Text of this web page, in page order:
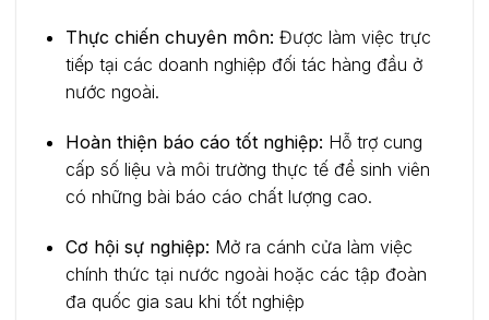
Thực chiến chuyên môn: Được làm việc trực
tiếp tại các doanh nghiệp đối tác hàng đầu ở
nước ngoài.
Hoàn thiện báo cáo tốt nghiệp: Hỗ trợ cung
cấp số liệu và môi trường thực tế để sinh viên
có những bài báo cáo chất lượng cao.
Cơ hội sự nghiệp: Mở ra cánh cửa làm việc
chính thức tại nước ngoài hoặc các tập đoàn
đa quốc gia sau khi tốt nghiệp